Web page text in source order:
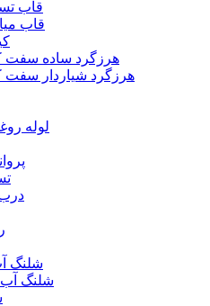
قاب
قاب
هرزگرد ساده سفت
هرزگرد شیاردار سفت
لوله
درب
شلنگ آب
شلنگ آب